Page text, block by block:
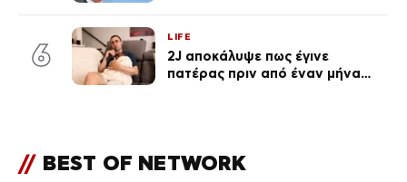
6
LIFE
2J αποκάλυψε πως έγινε
πατέρας πριν από έναν μήνα
// BEST OF NETWORK